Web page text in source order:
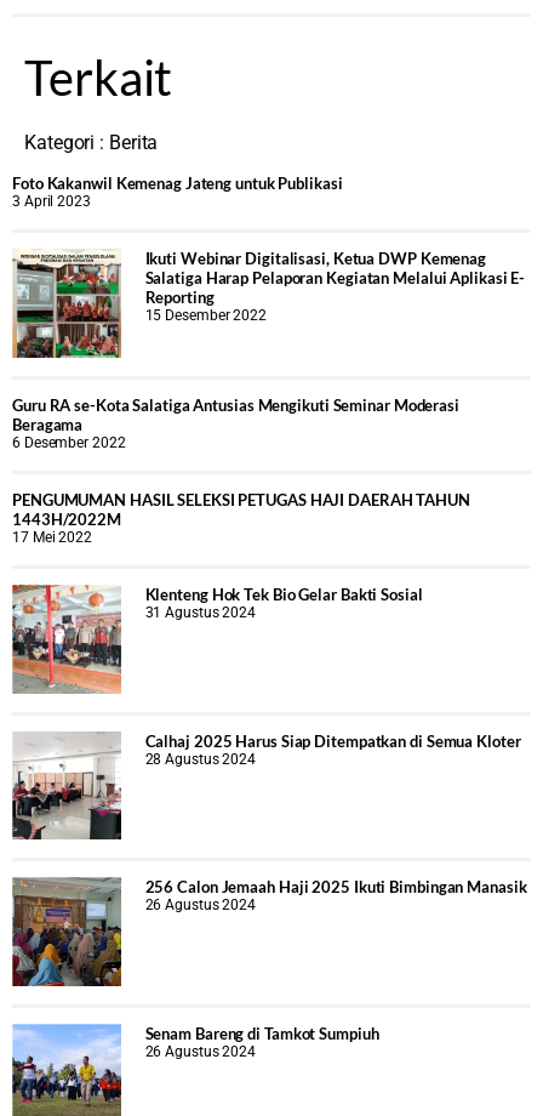
Terkait
Kategori : Berita
Foto Kakanwil Kemenag Jateng untuk Publikasi
3 April 2023
Ikuti Webinar Digitalisasi, Ketua DWP Kemenag
Salatiga Harap Pelaporan Kegiatan Melalui Aplikasi E-
Reporting
15 Desember 2022
Guru RA se-Kota Salatiga Antusias Mengikuti Seminar Moderasi
Beragama
6 Desember 2022
PENGUMUMAN HASIL SELEKSI PETUGAS HAJI DAERAH TAHUN
1443H/2022M
17 Mei 2022
Klenteng Hok Tek Bio Gelar Bakti Sosial
31 Agustus 2024
Calhaj 2025 Harus Siap Ditempatkan di Semua Kloter
28 Agustus 2024
256 Calon Jemaah Haji 2025 Ikuti Bimbingan Manasik
26 Agustus 2024
Senam Bareng di Tamkot Sumpiuh
26 Agustus 2024